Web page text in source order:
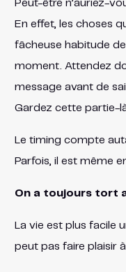
Peut-être n’auriez-
En effet, les choses
fâcheuse habitude
moment. Attendez
message avant de
Gardez cette partie-
Le timing compte
Parfois, il est même
On a toujours tort
La vie est plus facile
peut pas faire plaisir